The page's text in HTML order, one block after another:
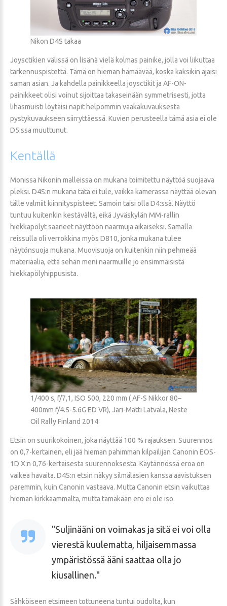
Nikon D4S takaa
Joysctikien välissä on lisänä vielä kolmas painike, jolla voi liikuttaa
tarkennuspistettä. Tämä on hieman hämäävää, koska kaksikin ajaisi
saman asian. Ja kahdella painikkeella joysctikit ja AF-ON-
painikkeet olisi voinut sijoittaa takaseinään symmetrisesti, jotta
lihasmuisti löytäisi napit helpommin vaakakuvauksesta
pystykuvaukseen siirryttäessä. Kuvien perusteella tämä asia ei ole
D5:ssa muuttunut.
Kentällä
Monissa Nikonin malleissa on mukana toimitettu näyttöä suojaava
pleksi. D4S:n mukana tätä ei tule, vaikka kamerassa näyttää olevan
tälle valmiit kiinnityspisteet. Samoin taisi olla D4:ssä. Näyttö
tuntuu kuitenkin kestävältä, eikä Jyväskylän MM-rallin
hiekkapölyt saaneet näyttöön naarmuja aikaiseksi. Samalla
reissulla oli verrokkina myös D810, jonka mukana tulee
näytönsuoja mukana. Muovisuoja on kuitenkin niin pehmeää
materiaalia, että sehän meni naarmuille jo ensimmäisistä
hiekkapölyhippusista.
1/400 s, f/7,1, ISO 500, 220 mm ( AF-S Nikkor 80–
400mm f/4.5-5.6G ED VR), Jari-Matti Latvala, Neste
Oil Rally Finland 2014
Etsin on suurikokoinen, joka näyttää 100 % rajauksen. Suurennos
on 0,7-kertainen, eli jää hieman pahimman kilpailijan Canonin EOS-
1D X:n 0,76-kertaisesta suurennoksesta. Käytännössä eroa on
vaikea havaita. D4S:n etsin näkyy silmälasien kanssa aavistuksen
paremmin, kuin Canonin vastaava. Mutta Canonin etsin vaikuttaa
hieman kirkkaammalta, mutta tämäkään ero ei ole iso.
Suljinääni on voimakas ja sitä ei voi olla
vierestä kuulematta, hiljaisemmassa
ympäristössä ääni saattaa olla jo
kiusallinen.
Sähköiseen etsimeen tottuneena tuntui oudolta, kun